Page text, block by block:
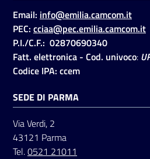
Seguici
su
Email: info@emilia.camcom.it
PEC: cciaa@pec.emilia.camcom.it
P.I./C.F.: 02870690340
Fatt. elettronica - Cod. univoco:
Codice IPA: ccem
SEDE DI PARMA
Via Verdi, 2
43121 Parma
Tel.0521 21011